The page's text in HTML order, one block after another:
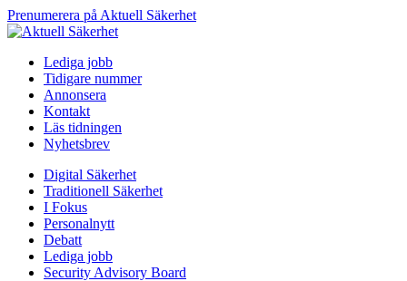
Prenumerera på Aktuell Säkerhet
Lediga jobb
Tidigare nummer
Annonsera
Kontakt
Läs tidningen
Nyhetsbrev
Digital Säkerhet
Traditionell Säkerhet
I Fokus
Personalnytt
Debatt
Lediga jobb
Security Advisory Board